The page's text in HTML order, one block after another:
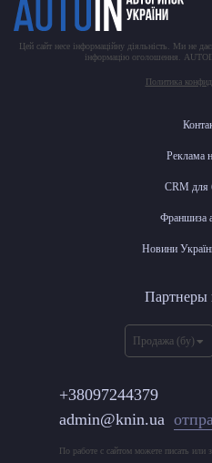
Цей сайт несе інформаційну діяльність. Ми не
інформацію оголошення.
Политика
Реклама
CRM для
Франшиза
Новини
Партнеры
Продажа (бу)
+38097244379
admin@knin.ua
По работе с сайтом можете писать или